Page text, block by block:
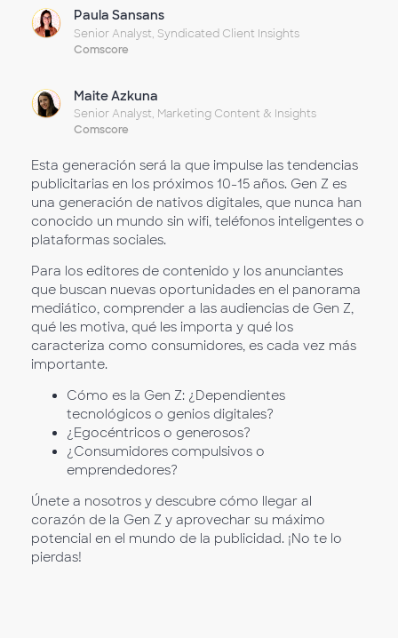
Paula Sansans
Senior Analyst, Syndicated Client Insights
Comscore
Maite Azkuna
Senior Analyst, Marketing Content & Insights
Comscore
Esta generación será la que impulse las tendencias
publicitarias en los próximos 10-15 años. Gen Z es
una generación de nativos digitales, que nunca han
conocido un mundo sin wifi, teléfonos inteligentes o
plataformas sociales.
Para los editores de contenido y los anunciantes
que buscan nuevas oportunidades en el panorama
mediático, comprender a las audiencias de Gen Z,
qué les motiva, qué les importa y qué los
caracteriza como consumidores, es cada vez más
importante.
Cómo es la Gen Z: ¿Dependientes
tecnológicos o genios digitales?
¿Egocéntricos o generosos?
¿Consumidores compulsivos o
emprendedores?
Únete a nosotros y descubre cómo llegar al
corazón de la Gen Z y aprovechar su máximo
potencial en el mundo de la publicidad. ¡No te lo
pierdas!